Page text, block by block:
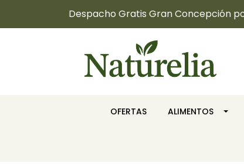
Despacho Gratis Gran Concepción
OFERTAS ALIMENTOS